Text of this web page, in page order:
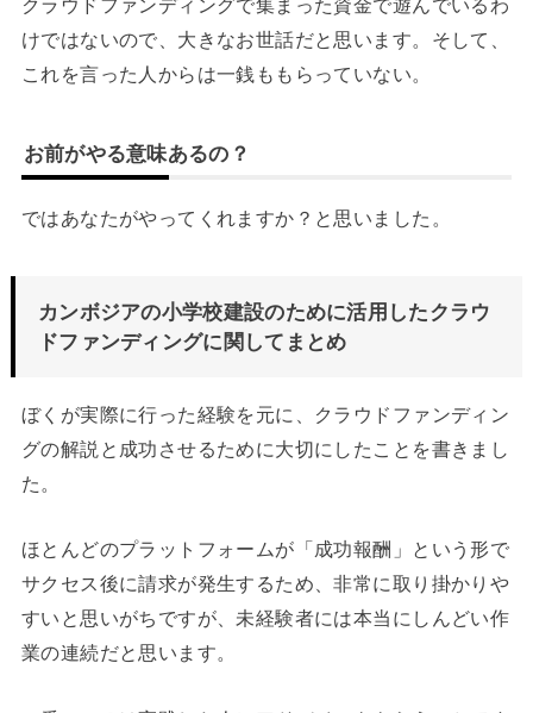
クラウドファンディングで集まった資金で遊んでいるわ
けではないので、大きなお世話だと思います。そして、
これを言った人からは一銭ももらっていない。
お前がやる意味あるの？
ではあなたがやってくれますか？と思いました。
カンボジアの小学校建設のために活用したクラウ
ドファンディングに関してまとめ
ぼくが実際に行った経験を元に、クラウドファンディン
グの解説と成功させるために大切にしたことを書きまし
た。
ほとんどのプラットフォームが「成功報酬」という形で
サクセス後に請求が発生するため、非常に取り掛かりや
すいと思いがちですが、未経験者には本当にしんどい作
業の連続だと思います。